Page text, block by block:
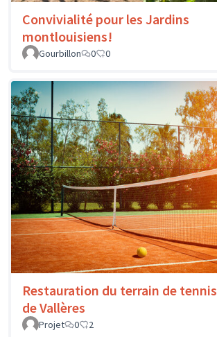
Convivialité pour les Jardins
montlouisiens!
Gourbillon
0 0
Restauration du terrain de tennis
de Vallères
Projet
0 2